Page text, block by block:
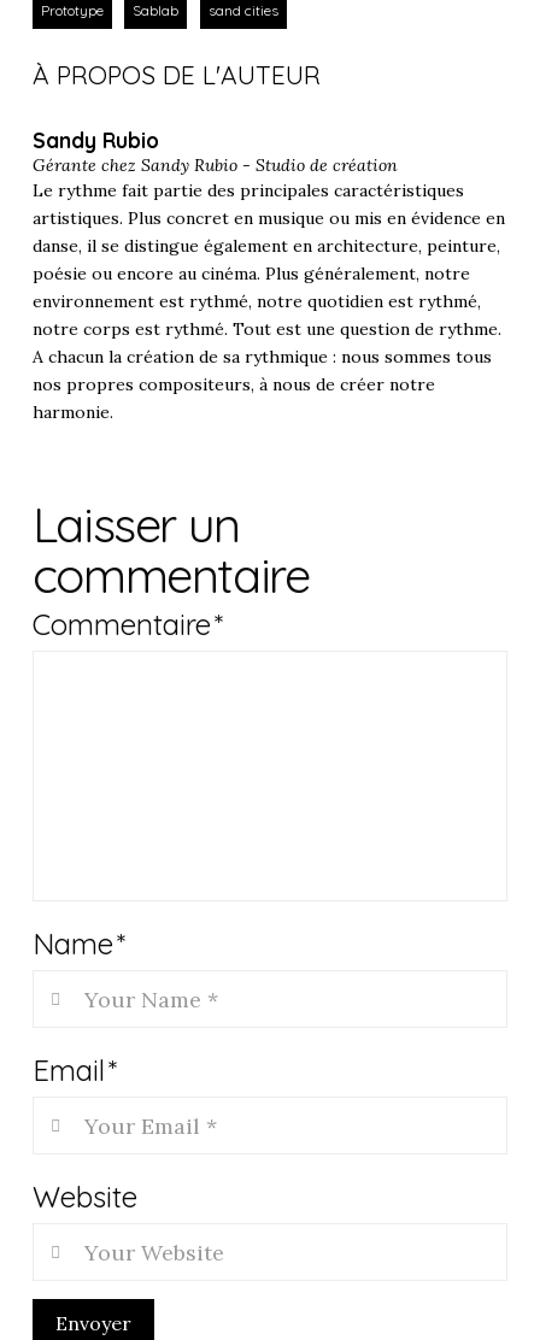
Prototype Sablab sand cities
À PROPOS DE L'AUTEUR
Sandy Rubio
Gérante chez Sandy Rubio - Studio de création
Le rythme fait partie des principales caractéristiques
artistiques. Plus concret en musique ou mis en évidence en
danse, il se distingue également en architecture, peinture,
poésie ou encore au cinéma. Plus généralement, notre
environnement est rythmé, notre quotidien est rythmé,
notre corps est rythmé. Tout est une question de rythme.
A chacun la création de sa rythmique : nous sommes tous
nos propres compositeurs, à nous de créer notre
harmonie.
Laisser un
commentaire
Commentaire*
Name*
Email*
Website
Envoyer